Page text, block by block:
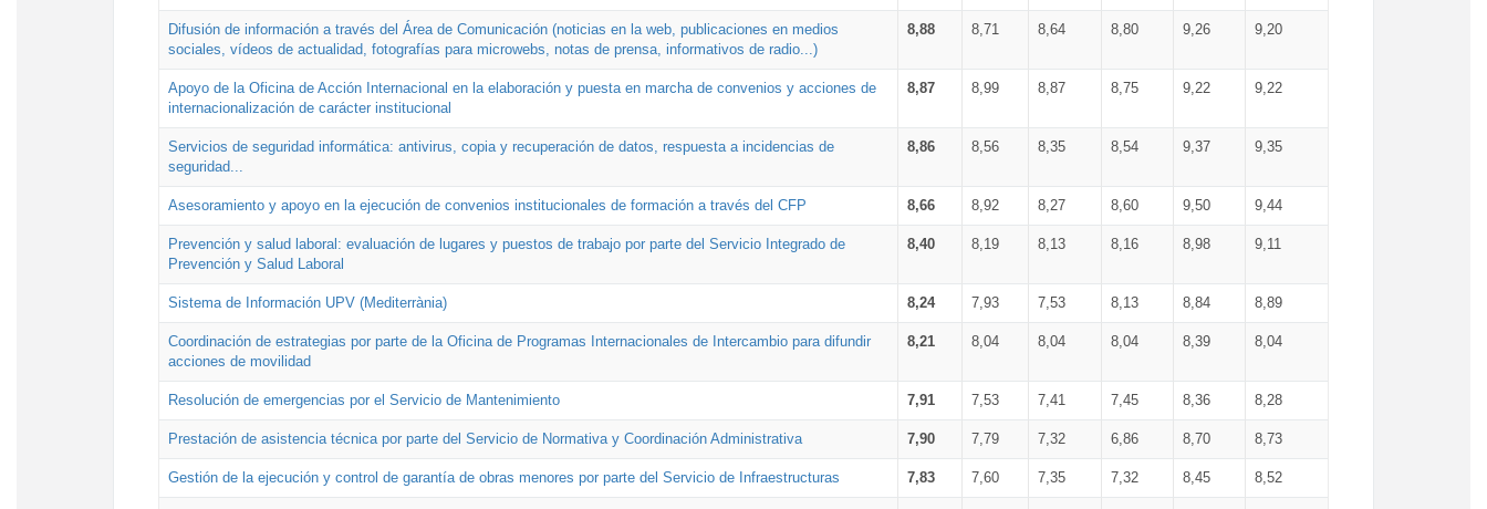
Difusión de información a través del Área de Comunicación (noticias en la web, publicaciones en medios
sociales, vídeos de actualidad, fotografías para microwebs, notas de prensa, informativos de radio...)
8,88 8,71 8,64 8,80 9,26 9,20
Apoyo de la Oficina de Acción Internacional en la elaboración y puesta en marcha de convenios y acciones de
internacionalización de carácter institucional
8,87 8,99 8,87 8,75 9,22 9,22
Servicios de seguridad informática: antivirus, copia y recuperación de datos, respuesta a incidencias de
seguridad...
8,86 8,56 8,35 8,54 9,37 9,35
Asesoramiento y apoyo en la ejecución de convenios institucionales de formación a través del CFP 8,66 8,92 8,27 8,60 9,50 9,44
Prevención y salud laboral: evaluación de lugares y puestos de trabajo por parte del Servicio Integrado de
Prevención y Salud Laboral
8,40 8,19 8,13 8,16 8,98 9,11
Sistema de Información UPV (Mediterrània) 8,24 7,93 7,53 8,13 8,84 8,89
Coordinación de estrategias por parte de la Oficina de Programas Internacionales de Intercambio para difundir
acciones de movilidad
8,21 8,04 8,04 8,04 8,39 8,04
Resolución de emergencias por el Servicio de Mantenimiento 7,91 7,53 7,41 7,45 8,36 8,28
Prestación de asistencia técnica por parte del Servicio de Normativa y Coordinación Administrativa 7,90 7,79 7,32 6,86 8,70 8,73
Gestión de la ejecución y control de garantía de obras menores por parte del Servicio de Infraestructuras 7,83 7,60 7,35 7,32 8,45 8,52